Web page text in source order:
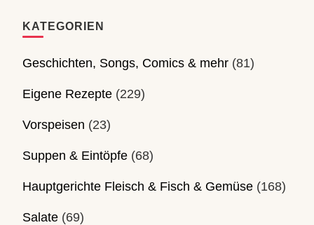
KATEGORIEN
Geschichten, Songs, Comics & mehr (81)
Eigene Rezepte (229)
Vorspeisen (23)
Suppen & Eintöpfe (68)
Hauptgerichte Fleisch & Fisch & Gemüse (168)
Salate (69)